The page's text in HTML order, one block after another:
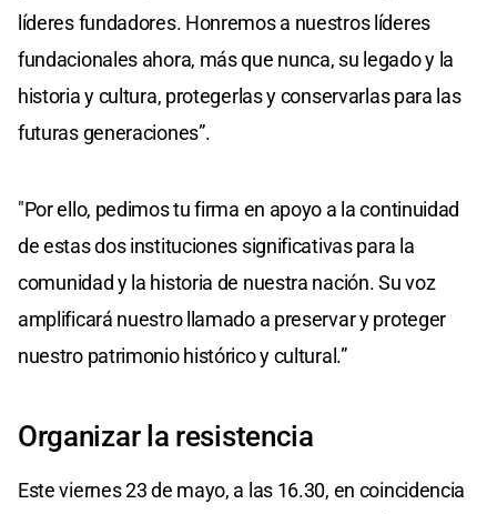
líderes fundadores. Honremos a nuestros líderes
fundacionales ahora, más que nunca, su legado y la
historia y cultura, protegerlas y conservarlas para las
futuras generaciones”.
"Por ello, pedimos tu firma en apoyo a la continuidad
de estas dos instituciones significativas para la
comunidad y la historia de nuestra nación. Su voz
amplificará nuestro llamado a preservar y proteger
nuestro patrimonio histórico y cultural.”
Organizar la resistencia
Este viernes 23 de mayo, a las 16.30, en coincidencia